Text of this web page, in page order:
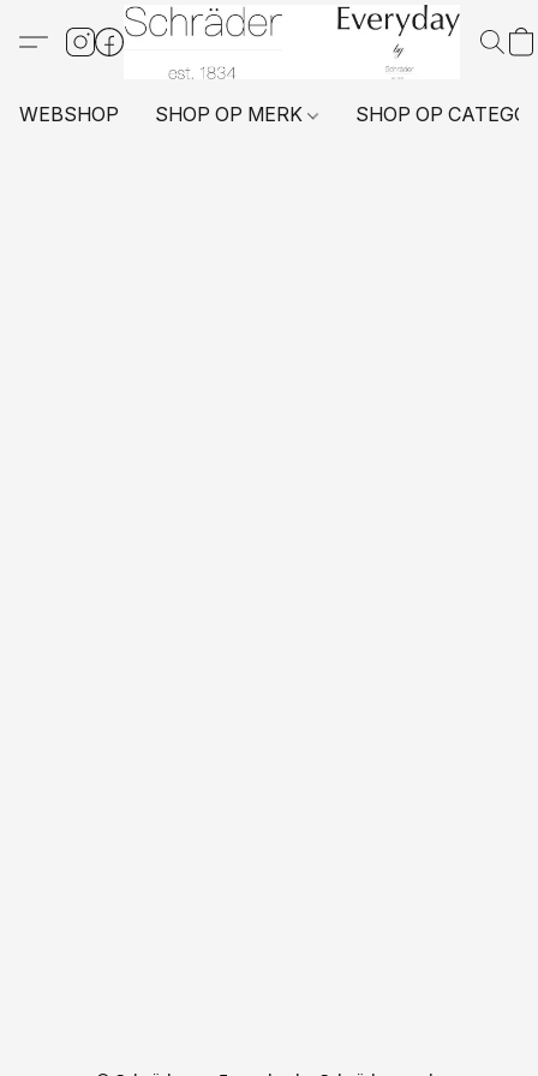
WEBSHOP SHOP OP MERK SHOP OP